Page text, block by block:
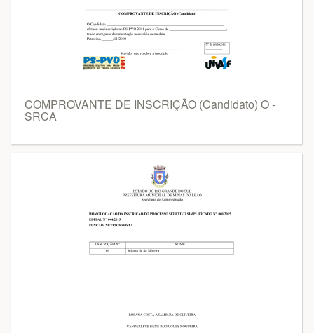
COMPROVANTE DE INSCRIÇÃO (Candidato) O -
SRCA